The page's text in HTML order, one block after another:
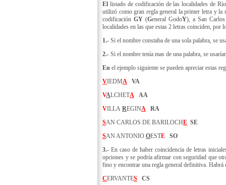
El listado de codificación de las localidades de
utilizó como gran regla general la primer letra y
codificación GY (General GodoY), a San
localidades en las que estas 2 letras coinciden, por
1.- Si el nombre constaba de una sola palabra, se
2.- Si el nombre tenía mas de una palabra, se
En el ejemplo siguiente se pueden apreciar estas
VIEDMA
VA
VALCHETA
AA
VILLA REGINA
RA
SAN CARLOS DE BARILOCHE SE
SAN ANTONIO OESTE SO
3.- En caso de haber coincidencia de letras
opciones y se podría afirmar con seguridad que
fino y encontrar una regla general definitiva. Habrá
CERVANTES
CS